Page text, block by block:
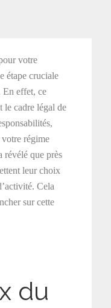
votre
étape cruciale
En effet, ce
le cadre légal de
votre régime
révélé que près
leur choix
Cela
sur cette
du